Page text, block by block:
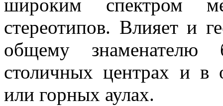
широким спектром
стереотипов. Влияет и
общему
столичных центрах и в
или горных аулах.